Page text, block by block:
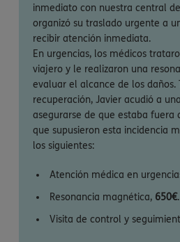
inmediato con nuestra central
organizó su traslado urgente a
recibir atención inmediata.
En urgencias, los médicos
viajero y le realizaron una
evaluar el alcance de los daños.
recuperación, Javier acudió a
asegurarse de que estaba fuera
que supusieron esta incidencia
los siguientes:
Atención médica en
Resonancia magnética, 650€.
Visita de control y